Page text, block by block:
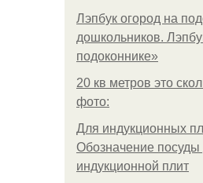
Лэпбук огород на
дошкольников.
подоконнике»
20 кв метров это
фото:
Для индукционных
Обозначение посуды
индукционной плит